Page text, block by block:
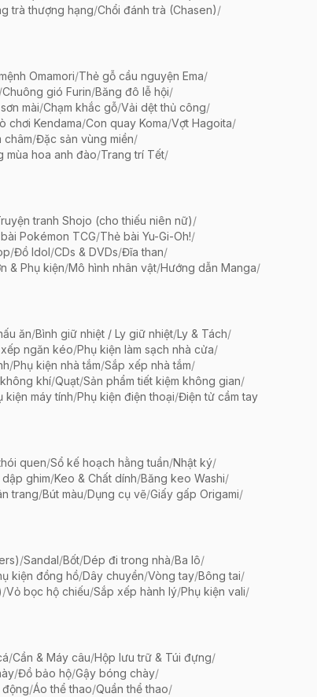
trà thượng hạng/Chổi đánh trà (Chasen)/
Omamori/Thẻ gỗ cầu nguyện Ema/
/Chuông gió Furin/Băng đô lễ hội/
mài/Chạm khắc gỗ/Vải dệt thủ công/
chơi Kendama/Con quay Koma/Vợt Hagoita/
châm/Đặc sản vùng miền/
mùa hoa anh đào/Trang trí Tết/
tranh Shojo (cho thiếu niên nữ)/
Pokémon TCG/Thẻ bài Yu-Gi-Oh!/
/Đồ Idol/CDs & DVDs/Đĩa than/
& Phụ kiện/Mô hình nhân vật/Hướng dẫn Manga/
ăn/Bình giữ nhiệt / Ly giữ nhiệt/Ly & Tách/
ngăn kéo/Phụ kiện làm sạch nhà cửa/
/Phụ kiện nhà tắm/Sắp xếp nhà tắm/
khí/Quạt/Sản phẩm tiết kiệm không gian/
kiện máy tính/Phụ kiện điện thoại/Điện tử cầm tay
quen/Sổ kế hoạch hằng tuần/Nhật ký/
ghim/Keo & Chất dính/Băng keo Washi/
trang/Bút màu/Dụng cụ vẽ/Giấy gấp Origami/
/Sandal/Bốt/Dép đi trong nhà/Ba lô/
kiện đồng hồ/Dây chuyền/Vòng tay/Bông tai/
/Vỏ bọc hộ chiếu/Sắp xếp hành lý/Phụ kiện vali/
/Cần & Máy câu/Hộp lưu trữ & Túi đựng/
/Đồ bảo hộ/Gậy bóng chày/
/Áo thể thao/Quần thể thao/